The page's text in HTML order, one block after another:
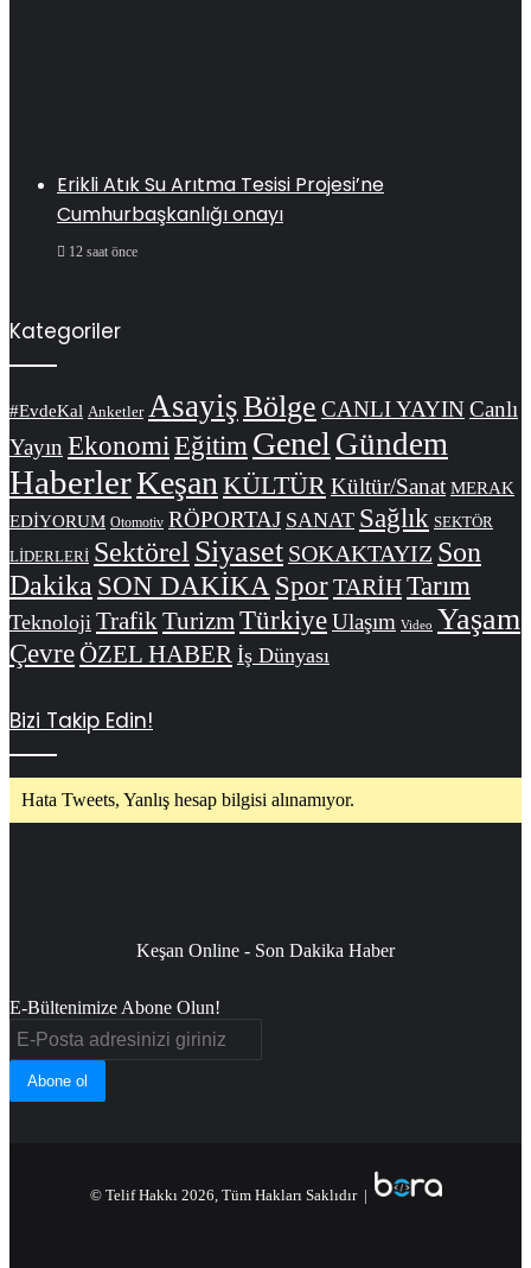
Erikli Atık Su Arıtma Tesisi Projesi’ne
Cumhurbaşkanlığı onayı
12 saat önce
Kategoriler
#EvdeKal Anketler AsayişBölge CANLI YAYINCanlı
Yayın Ekonomi Eğitim Genel Gündem
HaberlerKeşan KÜLTÜRKültür/Sanat MERAK
EDİYORUM Otomotiv RÖPORTAJ SANAT Sağlık SEKTÖR
LİDERLERİ Sektörel Siyaset SOKAKTAYIZ Son
Dakika SON DAKİKA SporTARİHTarım
Teknoloji TrafikTurizmTürkiyeUlaşım Video Yaşam
ÇevreÖZEL HABER İş Dünyası
Bizi Takip Edin!
Hata Tweets, Yanlış hesap bilgisi alınamıyor.
Keşan Online - Son Dakika Haber
E-Bültenimize Abone Olun!
E-
Posta
adresinizi
giriniz
© Telif Hakkı 2026, Tüm Hakları Saklıdır |